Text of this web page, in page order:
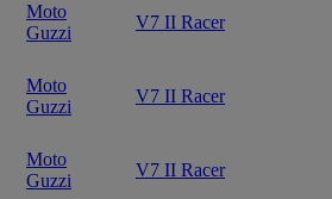
Moto
Guzzi
V7 II Racer
Moto
Guzzi
V7 II Racer
Moto
Guzzi
V7 II Racer